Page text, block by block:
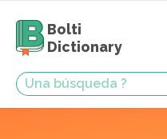
Bolti
Dictionary